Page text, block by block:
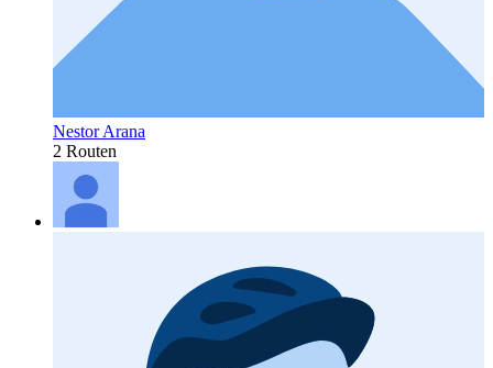
Nestor Arana
2 Routen